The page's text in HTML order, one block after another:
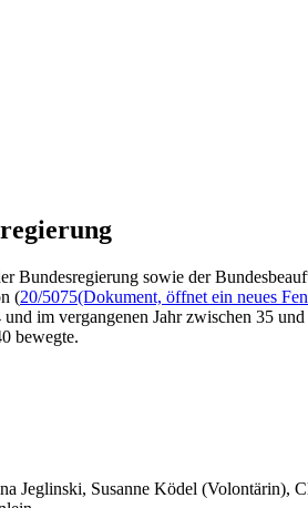
sowie der
(20/5075(Dokument, öffnet ein neues
im vergangenen Jahr zwischen 35
bewegte.
Jeglinski, Susanne Ködel (Volontärin),